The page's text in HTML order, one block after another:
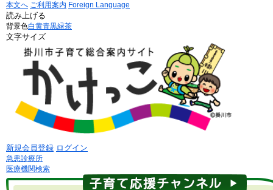
本文へ ご利用案内 Foreign Language
読み上げる
背景色白黄青黒緑茶
文字サイズ
新規会員登録 ログイン
急患診療所
医療機関検索